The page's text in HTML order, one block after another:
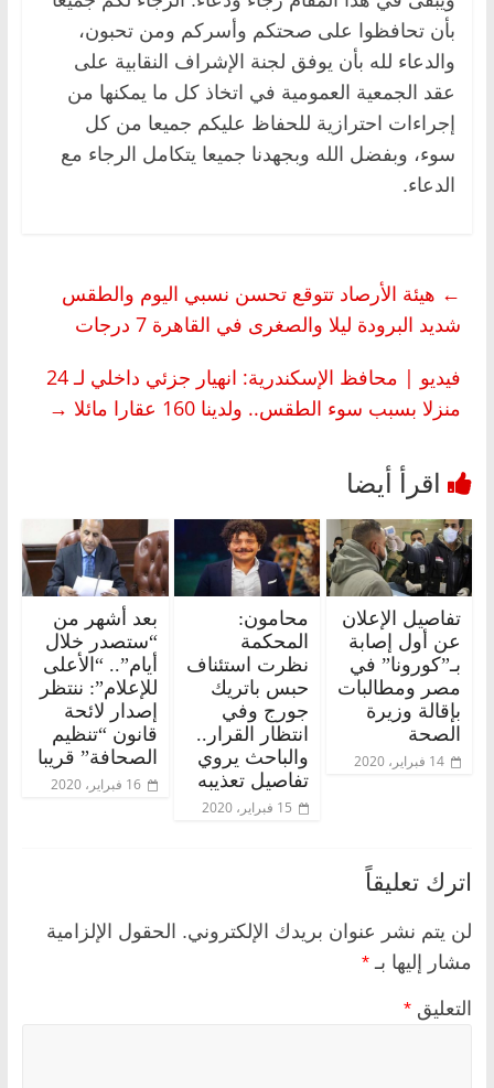
بأن تحافظوا على صحتكم وأسركم ومن تحبون،
والدعاء لله بأن يوفق لجنة الإشراف النقابية على
عقد الجمعية العمومية في اتخاذ كل ما يمكنها من
إجراءات احترازية للحفاظ عليكم جميعا من كل
سوء، وبفضل الله وبجهدنا جميعا يتكامل الرجاء مع
الدعاء.
← هيئة الأرصاد تتوقع تحسن نسبي اليوم والطقس
شديد البرودة ليلا والصغرى في القاهرة 7 درجات
فيديو | محافظ الإسكندرية: انهيار جزئي داخلي لـ 24
منزلا بسبب سوء الطقس.. ولدينا 160 عقارا مائلا
→
تفاصيل الإعلان
عن أول إصابة
بـ”كورونا” في
مصر ومطالبات
بإقالة وزيرة
الصحة
14 فبراير، 2020
محامون:
المحكمة
نظرت استئناف
حبس باتريك
جورج وفي
انتظار القرار..
والباحث يروي
تفاصيل تعذيبه
15 فبراير، 2020
بعد أشهر من
“ستصدر خلال
أيام”.. “الأعلى
للإعلام”: ننتظر
إصدار لائحة
قانون “تنظيم
الصحافة” قريبا
16 فبراير، 2020
اترك تعليقاً
لن يتم نشر عنوان بريدك الإلكتروني. الحقول الإلزامية
مشار إليها بـ *
التعليق *